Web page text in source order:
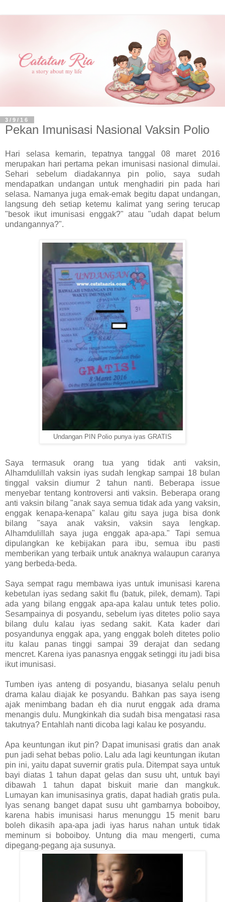
3/9/16
Pekan Imunisasi Nasional Vaksin Polio
Hari selasa kemarin, tepatnya tanggal 08 maret 2016
merupakan hari pertama pekan imunisasi nasional dimulai.
Sehari sebelum diadakannya pin polio, saya sudah
mendapatkan undangan untuk menghadiri pin pada hari
selasa. Namanya juga emak-emak begitu dapat undangan,
langsung deh setiap ketemu kalimat yang sering terucap
"besok ikut imunisasi enggak?" atau "udah dapat belum
undangannya?".
Undangan PIN Polio punya iyas GRATIS
Saya termasuk orang tua yang tidak anti vaksin,
Alhamdulillah vaksin iyas sudah lengkap sampai 18 bulan
tinggal vaksin diumur 2 tahun nanti. Beberapa issue
menyebar tentang kontroversi anti vaksin. Beberapa orang
anti vaksin bilang "anak saya semua tidak ada yang vaksin,
enggak kenapa-kenapa" kalau gitu saya juga bisa donk
bilang "saya anak vaksin, vaksin saya lengkap.
Alhamdulillah saya juga enggak apa-apa." Tapi semua
dipulangkan ke kebijakan para ibu, semua ibu pasti
memberikan yang terbaik untuk anaknya walaupun caranya
yang berbeda-beda.
Saya sempat ragu membawa iyas untuk imunisasi karena
kebetulan iyas sedang sakit flu (batuk, pilek, demam). Tapi
ada yang bilang enggak apa-apa kalau untuk tetes polio.
Sesampainya di posyandu, sebelum iyas ditetes polio saya
bilang dulu kalau iyas sedang sakit. Kata kader dari
posyandunya enggak apa, yang enggak boleh ditetes polio
itu kalau panas tinggi sampai 39 derajat dan sedang
mencret. Karena iyas panasnya enggak setinggi itu jadi bisa
ikut imunisasi.
Tumben iyas anteng di posyandu, biasanya selalu penuh
drama kalau diajak ke posyandu. Bahkan pas saya iseng
ajak menimbang badan eh dia nurut enggak ada drama
menangis dulu. Mungkinkah dia sudah bisa mengatasi rasa
takutnya? Entahlah nanti dicoba lagi kalau ke posyandu.
Apa keuntungan ikut pin? Dapat imunisasi gratis dan anak
pun jadi sehat bebas polio. Lalu ada lagi keuntungan ikutan
pin ini, yaitu dapat suvernir gratis pula. Ditempat saya untuk
bayi diatas 1 tahun dapat gelas dan susu uht, untuk bayi
dibawah 1 tahun dapat biskuit marie dan mangkuk.
Lumayan kan imunisasinya gratis, dapat hadiah gratis pula.
Iyas senang banget dapat susu uht gambarnya boboiboy,
karena habis imunisasi harus menunggu 15 menit baru
boleh dikasih apa-apa jadi iyas harus nahan untuk tidak
meminum si boboiboy. Untung dia mau mengerti, cuma
dipegang-pegang aja susunya.